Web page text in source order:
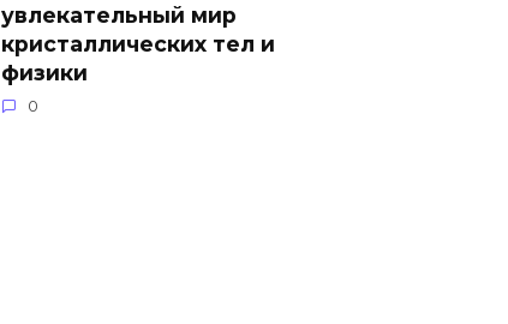
увлекательный мир
кристаллических тел и
физики
0